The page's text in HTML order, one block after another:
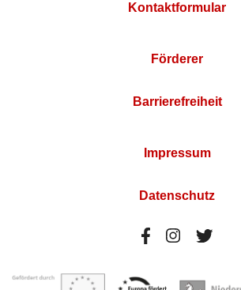
Kontaktformular
Förderer
Barrierefreiheit
Impressum
Datenschutz